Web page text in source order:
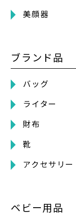
美顔器
ブランド品
バッグ
ライター
財布
靴
アクセサリー
ベビー用品